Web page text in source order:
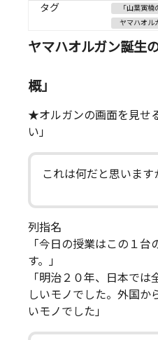
タグ
「山葉寅楠
ヤマハオル
ヤマハオルガン誕生
「山葉
概」
★オルガンの画面を見せ
い」
これは何だと思います
列指名
「今日の授業はこの１
す。」
「明治２０年、日本で
しいモノでした。外国
いモノでした」